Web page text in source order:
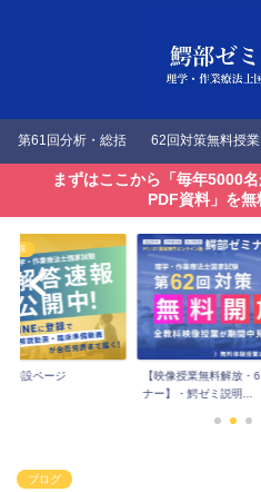
第61回分析・総括 62回対策無料授業
まずはここから「毎年5000
PDF資料」を無
速報
特設ページ
【映像授業無料解放・
ナー】・鰐ゼミ説明...
ブログ